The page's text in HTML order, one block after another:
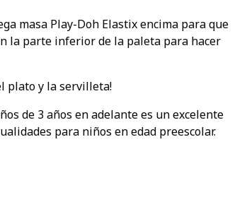
masa Play-Doh Elastix encima para que
la parte inferior de la paleta para hacer
plato y la servilleta!
de 3 años en adelante es un excelente
para niños en edad preescolar.